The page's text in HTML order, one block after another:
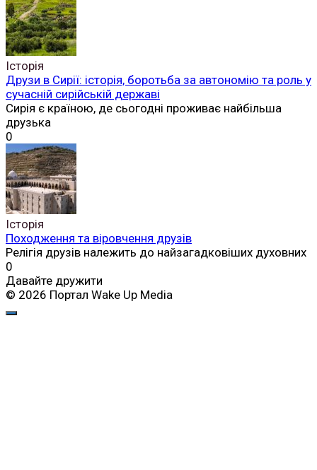
Історія
Друзи в Сирії: історія, боротьба за автономію та роль у
сучасній сирійській державі
Сирія є країною, де сьогодні проживає найбільша
друзька
0
Історія
Походження та віровчення друзів
Релігія друзів належить до найзагадковіших духовних
0
Давайте дружити
© 2026 Портал Wake Up Media